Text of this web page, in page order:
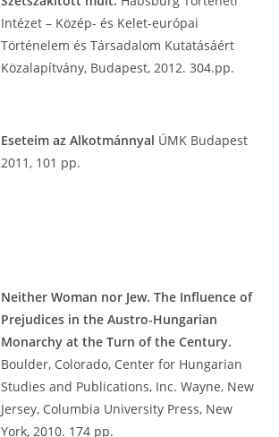
Intézet – Közép- és Kelet-európai
Történelem és Társadalom Kutatásáért
Közalapítvány, Budapest, 2012. 304.pp.
Eseteim az Alkotmánnyal ÚMK Budapest
2011, 101 pp.
Neither Woman nor Jew. The Influence of
Prejudices in the Austro-Hungarian
Monarchy at the Turn of the Century.
Boulder, Colorado, Center for Hungarian
Studies and Publications, Inc. Wayne, New
Jersey, Columbia University Press, New
York, 2010. 174 pp.